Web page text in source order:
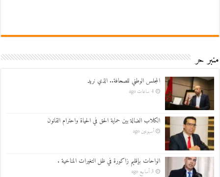
منبر حر
المجلس الوطني للصحافة.. الذي نريد
4 ساعات ago
الكلاب الضالة بين حماية الحق في الحياة واحترام القانون
أسبوعين ago
الواحات بإقليم زاكورة في ظل التغيرات المناخية .
3 أسابيع ago